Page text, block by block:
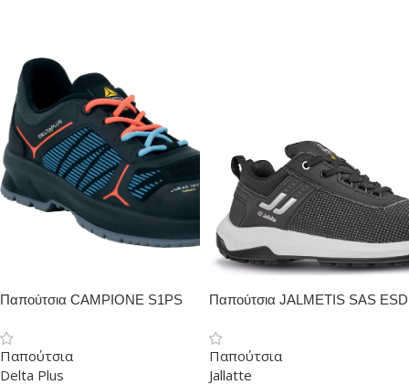
Παπούτσια CAMPIONE S1PS
Παπούτσια
Delta Plus
Παπούτσια JALMETIS SAS ESD
Παπούτσια
Jallatte